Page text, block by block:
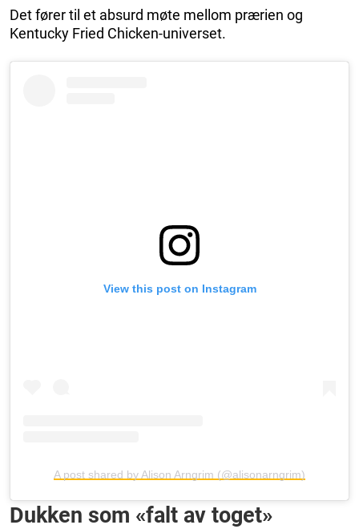
Det fører til et absurd møte mellom prærien og
Kentucky Fried Chicken-universet.
View this post on Instagram
A post shared by Alison Arngrim (@alisonarngrim)
Dukken som «falt av toget»